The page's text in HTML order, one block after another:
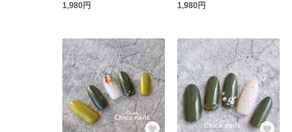
1,980円 1,980円